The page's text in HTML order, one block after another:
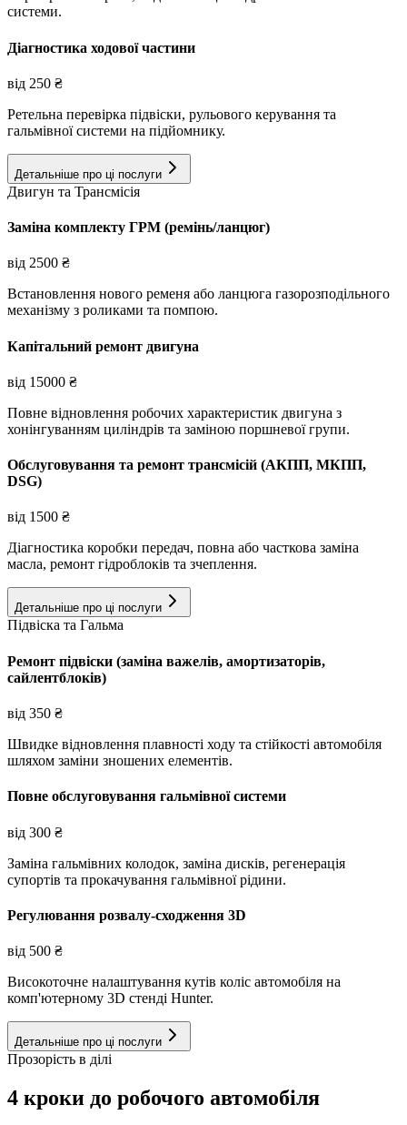
системи.
Діагностика ходової частини
від 250 ₴
Ретельна перевірка підвіски, рульового керування та
гальмівної системи на підйомнику.
Детальніше про ці послуги
Двигун та Трансмісія
Заміна комплекту ГРМ (ремінь/ланцюг)
від 2500 ₴
Встановлення нового ременя або ланцюга газорозподільного
механізму з роликами та помпою.
Капітальний ремонт двигуна
від 15000 ₴
Повне відновлення робочих характеристик двигуна з
хонінгуванням циліндрів та заміною поршневої групи.
Обслуговування та ремонт трансмісій (АКПП, МКПП,
DSG)
від 1500 ₴
Діагностика коробки передач, повна або часткова заміна
масла, ремонт гідроблоків та зчеплення.
Детальніше про ці послуги
Підвіска та Гальма
Ремонт підвіски (заміна важелів, амортизаторів,
сайлентблоків)
від 350 ₴
Швидке відновлення плавності ходу та стійкості автомобіля
шляхом заміни зношених елементів.
Повне обслуговування гальмівної системи
від 300 ₴
Заміна гальмівних колодок, заміна дисків, регенерація
супортів та прокачування гальмівної рідини.
Регулювання розвалу-сходження 3D
від 500 ₴
Високоточне налаштування кутів коліс автомобіля на
комп'ютерному 3D стенді Hunter.
Детальніше про ці послуги
Прозорість в ділі
4 кроки до робочого автомобіля